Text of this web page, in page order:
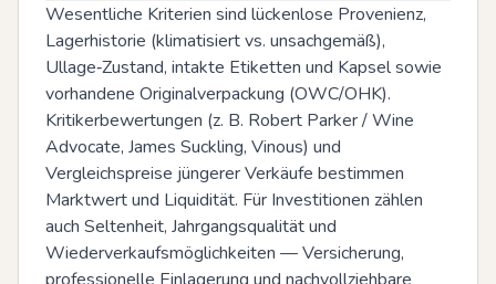
Wesentliche Kriterien sind lückenlose Provenienz,
Lagerhistorie (klimatisiert vs. unsachgemäß),
Ullage‑Zustand, intakte Etiketten und Kapsel sowie
vorhandene Originalverpackung (OWC/OHK).
Kritikerbewertungen (z. B. Robert Parker / Wine
Advocate, James Suckling, Vinous) und
Vergleichspreise jüngerer Verkäufe bestimmen
Marktwert und Liquidität. Für Investitionen zählen
auch Seltenheit, Jahrgangsqualität und
Wiederverkaufsmöglichkeiten — Versicherung,